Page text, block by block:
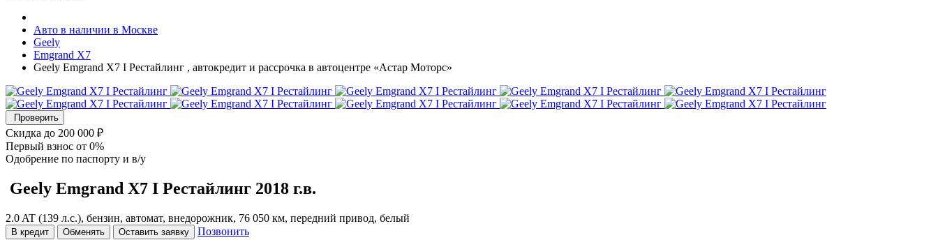
Авто в наличии в Москве
Geely
Emgrand X7
Geely Emgrand X7 I Рестайлинг , автокредит и рассрочка в автоцентре «Астар Моторс»
Проверить
Скидка до 200 000 ₽
Первый взнос от 0%
Одобрение по паспорту и в/у
Geely Emgrand X7 I Рестайлинг 2018 г.в.
2.0 AT (139 л.с.), бензин, автомат, внедорожник, 76 050 км, передний привод, белый
В кредит Обменять Оставить заявку
Позвонить